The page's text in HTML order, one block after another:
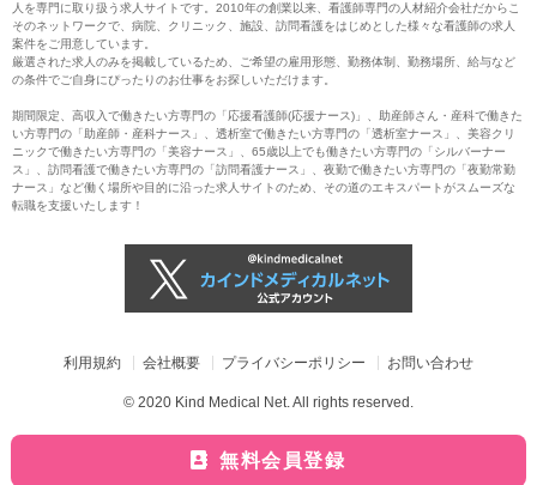
人を専門に取り扱う求人サイトです。2010年の創業以来、看護師専門の人材紹介会社だからこ
そのネットワークで、病院、クリニック、施設、訪問看護をはじめとした様々な看護師の求人
案件をご用意しています。
厳選された求人のみを掲載しているため、ご希望の雇用形態、勤務体制、勤務場所、給与など
の条件でご自身にぴったりのお仕事をお探しいただけます。
期間限定、高収入で働きたい方専門の「応援看護師(応援ナース)」、助産師さん・産科で働きた
い方専門の「助産師・産科ナース」、透析室で働きたい方専門の「透析室ナース」、美容クリ
ニックで働きたい方専門の「美容ナース」、65歳以上でも働きたい方専門の「シルバーナー
ス」、訪問看護で働きたい方専門の「訪問看護ナース」、夜勤で働きたい方専門の「夜勤常勤
ナース」など働く場所や目的に沿った求人サイトのため、その道のエキスパートがスムーズな
転職を支援いたします！
利用規約 会社概要 プライバシーポリシー お問い合わせ
© 2020 Kind Medical Net. All rights reserved.
無料会員登録